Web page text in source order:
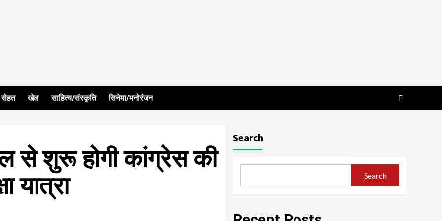
सेहत खेल साहित्य/संस्कृति सिनेमा/मनोरंजन
शुरू होगी कांग्रेस की
यात्रा
Search
Search